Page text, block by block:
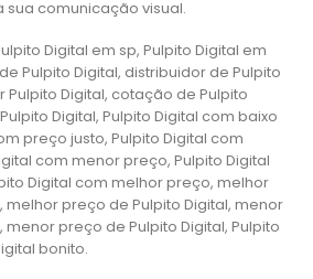
comunicação visual.
Digital em sp, Pulpito Digital em
Pulpito Digital, distribuidor de Pulpito
Pulpito Digital, cotação de Pulpito
Digital, Pulpito Digital com baixo
preço justo, Pulpito Digital com
com menor preço, Pulpito Digital
Digital com melhor preço, melhor
melhor preço de Pulpito Digital, menor
menor preço de Pulpito Digital, Pulpito
bonito.